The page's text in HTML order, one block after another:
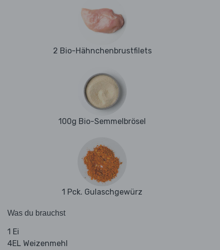
2 Bio-Hähnchenbrustfilets
100g Bio-Semmelbrösel
1 Pck. Gulaschgewürz
Was du brauchst
1 Ei
4EL Weizenmehl